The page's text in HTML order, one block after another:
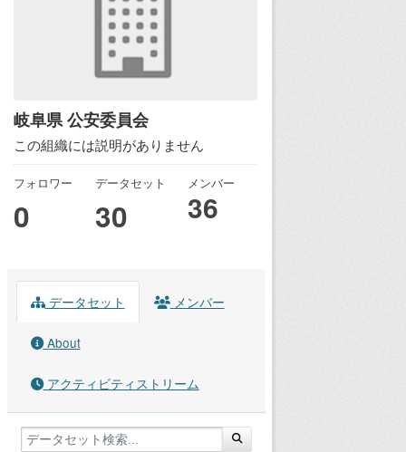
岐阜県 公安委員会
この組織には説明がありません
フォロワー
0
データセット
30
メンバー
36
データセット メンバー
About
アクティビティストリーム